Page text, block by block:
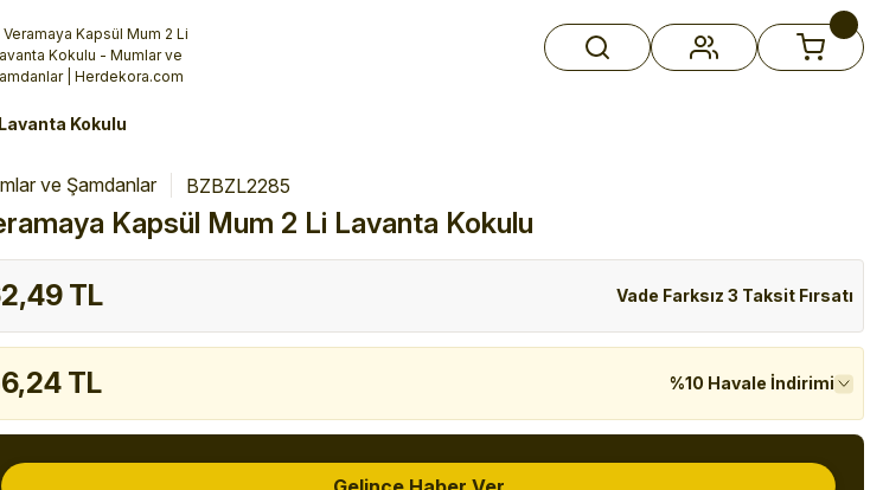
3 Taksit Fırsatı!İlk siparişinizi verin!
İndirimi Şimdi Alışveriş yap!
Kokulu
ve Şamdanlar BZBZL2285
Kapsül Mum 2 Li Lavanta Kokulu
TL Vade Farksız 3 Taksit Fırsatı
TL %10 Havale İndirimi